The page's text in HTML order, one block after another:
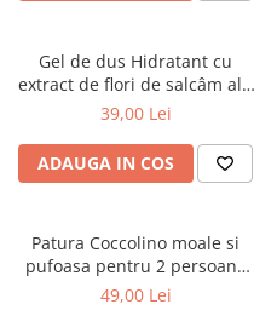
Gel de dus Hidratant cu
extract de flori de salcâm alb
organic Cosmeplant, 1000 ml
39,00 Lei
ADAUGA IN COS
Patura Coccolino moale si
pufoasa pentru 2 persoane
200X230 cm Bej
49,00 Lei